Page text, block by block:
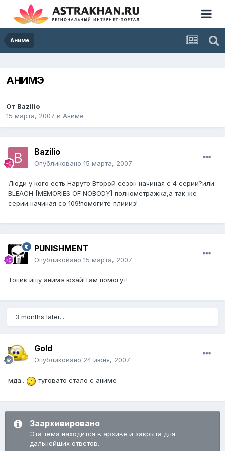
Аниме
АНИМЭ
От Bazilio
15 марта, 2007 в Аниме
Bazilio
Опубликовано 15 марта, 2007
Люди у кого есть Наруто Второй сезон начиная с 4 серии?или
BLEACH [MEMORIES OF NOBODY] полнометражка,а так же
серии начиная со 109!помогите плиииз!
PUNISHMENT
Опубликовано 15 марта, 2007
Топик ищу анимэ юзай!Там помогут!
3 months later...
Gold
Опубликовано 24 июня, 2007
мда.. туговато стало с аниме
Заархивировано
Эта тема находится в архиве и закрыта для
дальнейших ответов.